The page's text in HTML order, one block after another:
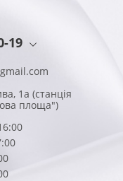
19
1а (станція
площа")